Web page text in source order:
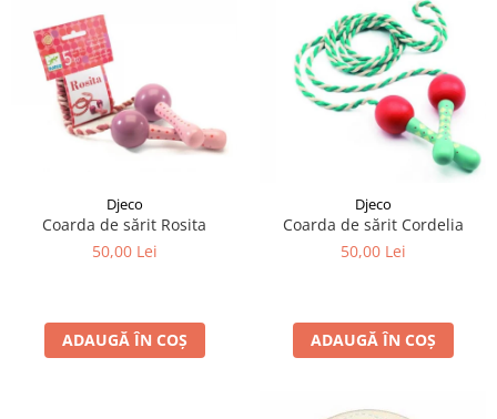
Djeco
Coarda de sărit Rosita
50,00 Lei
ADAUGĂ ÎN COȘ
Djeco
Coarda de sărit Cordelia
50,00 Lei
ADAUGĂ ÎN COȘ